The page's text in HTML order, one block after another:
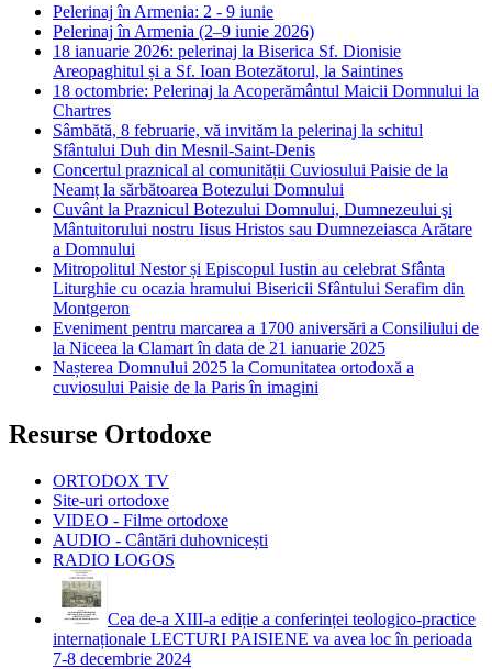
Pelerinaj în Armenia: 2 - 9 iunie
Pelerinaj în Armenia (2–9 iunie 2026)
18 ianuarie 2026: pelerinaj la Biserica Sf. Dionisie
Areopaghitul și a Sf. Ioan Botezătorul, la Saintines
18 octombrie: Pelerinaj la Acoperământul Maicii Domnului la
Chartres
Sâmbătă, 8 februarie, vă invităm la pelerinaj la schitul
Sfântului Duh din Mesnil-Saint-Denis
Concertul praznical al comunității Cuviosului Paisie de la
Neamț la sărbătoarea Botezului Domnului
Cuvânt la Praznicul Botezului Domnului, Dumnezeului şi
Mântuitorului nostru Iisus Hristos sau Dumnezeiasca Arătare
a Domnului
Mitropolitul Nestor și Episcopul Iustin au celebrat Sfânta
Liturghie cu ocazia hramului Bisericii Sfântului Serafim din
Montgeron
Eveniment pentru marcarea a 1700 aniversări a Consiliului de
la Niceea la Clamart în data de 21 ianuarie 2025
Nașterea Domnului 2025 la Comunitatea ortodoxă a
cuviosului Paisie de la Paris în imagini
Resurse Ortodoxe
ORTODOX TV
Site-uri ortodoxe
VIDEO - Filme ortodoxe
AUDIO - Cântări duhovnicești
RADIO LOGOS
Cea de-a XIII-a ediție a conferinței teologico-practice
internaționale LECTURI PAISIENE va avea loc în perioada
7-8 decembrie 2024